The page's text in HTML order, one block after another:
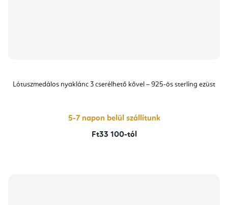
Lótuszmedálos nyaklánc 3 cserélhető kővel – 925-ös sterling ezüst
5-7 napon belül szállítunk
Ft33 100-tól